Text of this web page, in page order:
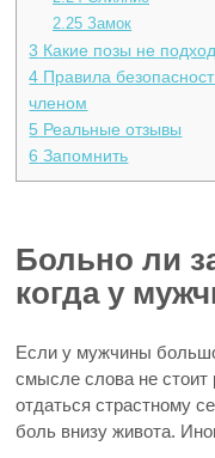
2.25 Замок
3 Какие позы не
4 Правила
членом
5 Реальные отзывы
6 Запомнить
Больно ли
когда у
Если у мужчины
смысле слова не
отдаться страстному
боль внизу живота.